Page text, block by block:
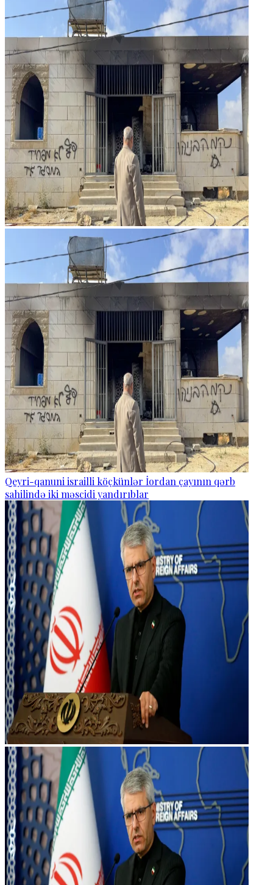
Qeyri-qanuni israilli köçkünlər İordan çayının qərb
sahilində iki məscidi yandırıblar